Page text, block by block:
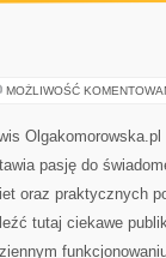
MOŻLIWOŚĆ
pasję do
oraz praktycznych
tutaj ciekawe